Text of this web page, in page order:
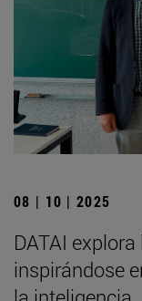
08 | 10 | 2025
DATAI
inspirándose